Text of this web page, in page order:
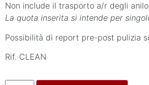
Non include il trasporto a/r degli
La quota inserita si intende per
Possibilità di report pre-post pulizia
Rif. CLEAN